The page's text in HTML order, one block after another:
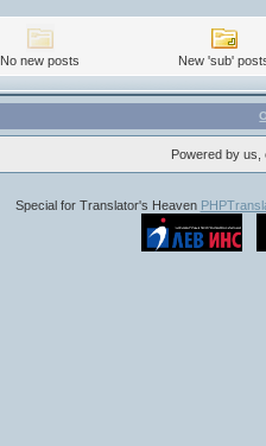
No new posts New 'sub'
Powered by
Special for Translator's Heaven